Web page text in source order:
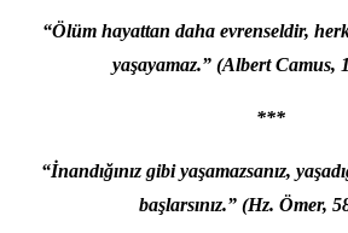
“Ölüm hayattan daha evrenseldir,
yaşayamaz.” (Albert Camus,
***
“İnandığınız gibi yaşamazsanız,
başlarsınız.” (Hz. Ömer,